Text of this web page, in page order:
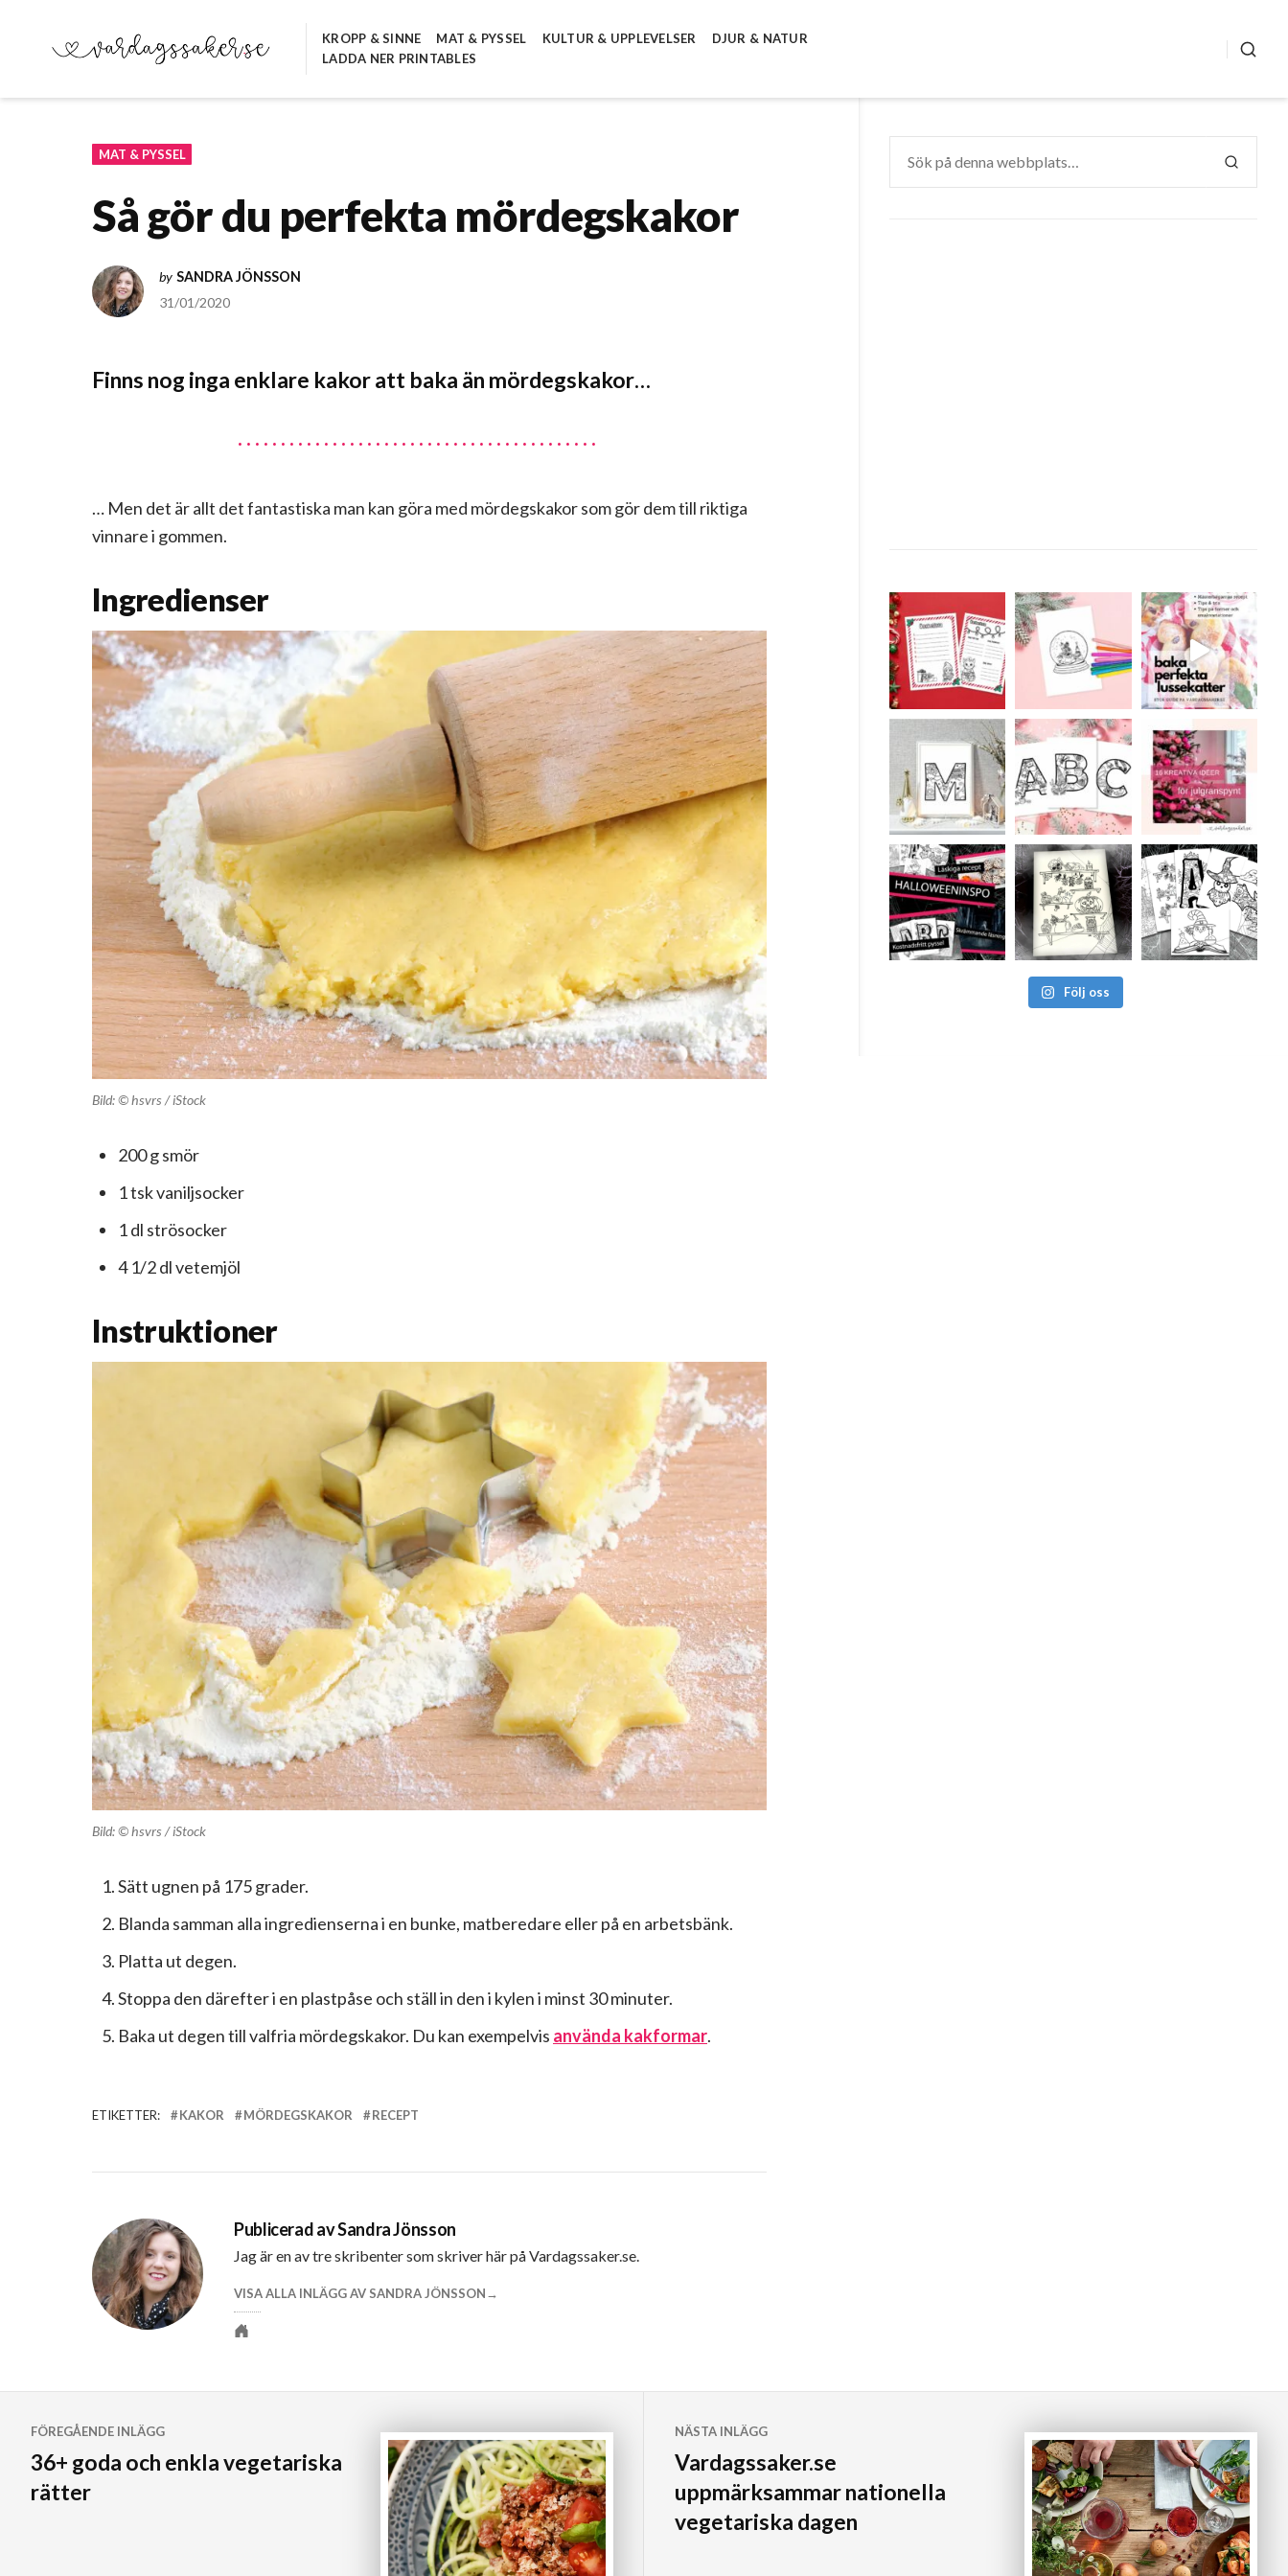
VARDAGSSAKER.SE
KROPP & SINNE MAT & PYSSEL KULTUR & UPPLEVELSER
DJUR & NATUR
LADDA NER PRINTABLES
MAT & PYSSEL
Så gör du perfekta mördegskakor
by SANDRA JÖNSSON
31/01/2020
Finns nog inga enklare kakor att baka än mördegskakor…
… Men det är allt det fantastiska man kan göra med mördegskakor som gör dem till riktiga
vinnare i gommen.
Ingredienser
Bild: © hsvrs / iStock
200 g smör
1 tsk vaniljsocker
1 dl strösocker
4 1/2 dl vetemjöl
Instruktioner
Bild: © hsvrs / iStock
Sätt ugnen på 175 grader.
Blanda samman alla ingredienserna i en bunke, matberedare eller på en arbetsbänk.
Platta ut degen.
Stoppa den därefter i en plastpåse och ställ in den i kylen i minst 30 minuter.
Baka ut degen till valfria mördegskakor. Du kan exempelvis använda kakformar.
ETIKETTER: KAKOR MÖRDEGSKAKOR RECEPT
Publicerad avSandra Jönsson
Jag är en av tre skribenter som skriver här på Vardagssaker.se.
VISA ALLA INLÄGG AV SANDRA JÖNSSON
efter:
SÖK
Följ oss
FÖREGÅENDE INLÄGG
36+ goda och enkla vegetariska
rätter
NÄSTA INLÄGG
Vardagssaker.se
uppmärksammar nationella
vegetariska dagen